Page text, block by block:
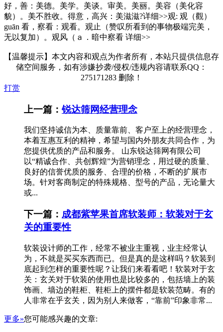
好，善：美德。美学。美谈。审美。美丽。美容（美化容
貌）。美不胜收。得意，高兴：美滋滋?详细>>观: 观（觀）
guān 看，察看：观看。观止（赞叹所看到的事物极端完美，
无以复加）。观风（ａ．暗中察看 详细>>
【温馨提示】本文内容和观点为作者所有，本站只提供信息存
储空间服务，如有涉嫌抄袭/侵权/违规内容请联系QQ：
275171283 删除！
打赏
上一篇：锐达筛网经营理念
我们坚持诚信为本、质量靠前、客户至上的经营理念，
本着互惠互利的精神，希望与国内外朋友共同合作，为
您提供优质的产品和服务。 山东锐达筛网有限公司
以“精诚合作、共创辉煌”为营销理念，用过硬的质量、
良好的信誉优质的服务、合理的价格，不断的扩展市
场。针对客商制定的特殊规格、型号的产品，无论量大
或...
下一篇： 成都紫苹果首席软装师：软装对于玄
关的重要性
软装设计师的工作，经常不被业主重视，业主经常认
为，不就是买买东西而已。但是真的是这样吗？软装到
底起到怎样的重要性呢？让我们来看看吧！软装对于玄
关：玄关对于软装的使用也是比较多的，包括墙上的装
饰画、墙边的鞋柜、鞋柜上的摆件都是软装范畴。有的
人非常在乎玄关，因为别人来做客，“靠前”印象非常...
更多»您可能感兴趣的文章: